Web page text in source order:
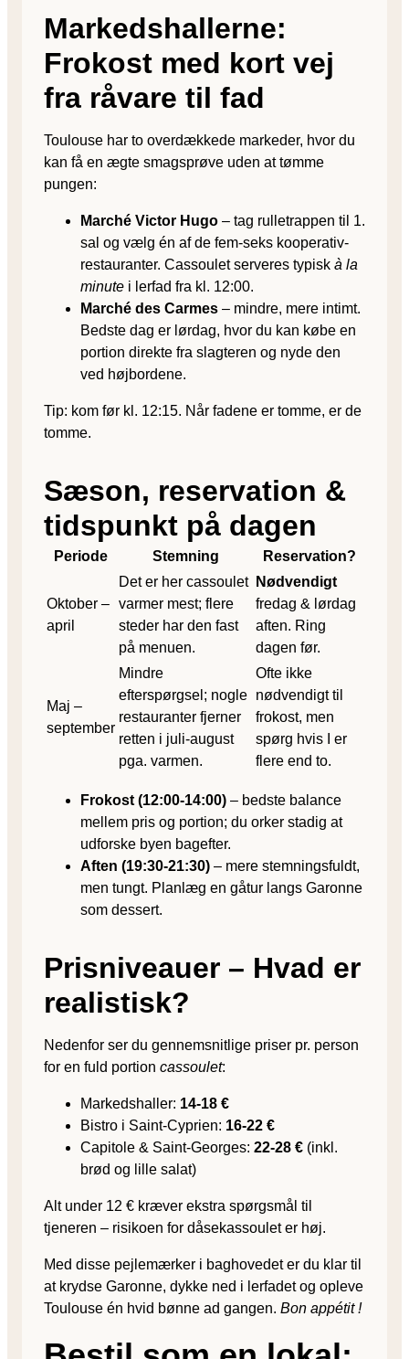
Markedshallerne:
Frokost med kort vej
fra råvare til fad
Toulouse har to overdækkede markeder, hvor du
kan få en ægte smagsprøve uden at tømme
pungen:
Marché Victor Hugo – tag rulletrappen til 1.
sal og vælg én af de fem-seks kooperativ-
restauranter. Cassoulet serveres typisk à la
minute i lerfad fra kl. 12:00.
Marché des Carmes – mindre, mere intimt.
Bedste dag er lørdag, hvor du kan købe en
portion direkte fra slagteren og nyde den
ved højbordene.
Tip: kom før kl. 12:15. Når fadene er tomme, er de
tomme.
Sæson, reservation &
tidspunkt på dagen
Periode Stemning Reservation?
Oktober –
april
Det er her cassoulet
varmer mest; flere
steder har den fast
på menuen.
Nødvendigt
fredag & lørdag
aften. Ring
dagen før.
Maj –
september
Mindre
efterspørgsel; nogle
restauranter fjerner
retten i juli-august
pga. varmen.
Ofte ikke
nødvendigt til
frokost, men
spørg hvis I er
flere end to.
Frokost (12:00-14:00) – bedste balance
mellem pris og portion; du orker stadig at
udforske byen bagefter.
Aften (19:30-21:30) – mere stemningsfuldt,
men tungt. Planlæg en gåtur langs Garonne
som dessert.
Prisniveauer – Hvad er
realistisk?
Nedenfor ser du gennemsnitlige priser pr. person
for en fuld portion cassoulet:
Markedshaller: 14-18 €
Bistro i Saint-Cyprien: 16-22 €
Capitole & Saint-Georges: 22-28 € (inkl.
brød og lille salat)
Alt under 12 € kræver ekstra spørgsmål til
tjeneren – risikoen for dåsekassoulet er høj.
Med disse pejlemærker i baghovedet er du klar til
at krydse Garonne, dykke ned i lerfadet og opleve
Toulouse én hvid bønne ad gangen. Bon appétit !